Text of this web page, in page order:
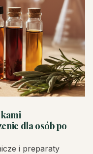
dla osób po
i preparaty